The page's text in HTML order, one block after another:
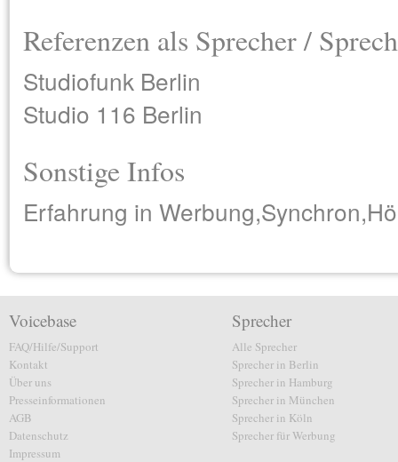
Referenzen als Sprecher /
Studiofunk Berlin
Studio 116 Berlin
Sonstige Infos
Erfahrung in
Voicebase
FAQ/Hilfe/Support
Kontakt
Über uns
Presseinformationen
AGB
Datenschutz
Impressum
Sprecher
Alle Sprecher
Sprecher in Berlin
Sprecher in Hamburg
Sprecher in München
Sprecher in Köln
Sprecher für Werbung